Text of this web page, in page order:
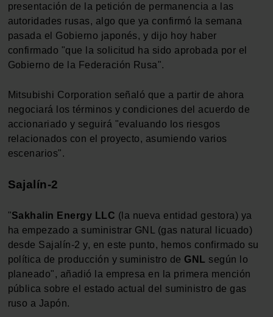
presentación de la petición de permanencia a las
autoridades rusas, algo que ya confirmó la semana
pasada el Gobierno japonés, y dijo hoy haber
confirmado "que la solicitud ha sido aprobada por el
Gobierno de la Federación Rusa".
Mitsubishi Corporation señaló que a partir de ahora
negociará los términos y condiciones del acuerdo de
accionariado y seguirá "evaluando los riesgos
relacionados con el proyecto, asumiendo varios
escenarios".
Sajalín-2
"Sakhalin Energy LLC (la nueva entidad gestora) ya
ha empezado a suministrar GNL (gas natural licuado)
desde Sajalín-2 y, en este punto, hemos confirmado su
política de producción y suministro de GNL según lo
planeado", añadió la empresa en la primera mención
pública sobre el estado actual del suministro de gas
ruso a Japón.